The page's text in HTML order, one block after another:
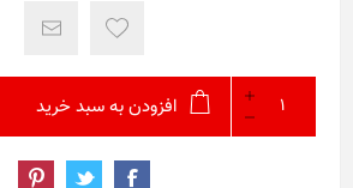
افزودن به سبد خرید